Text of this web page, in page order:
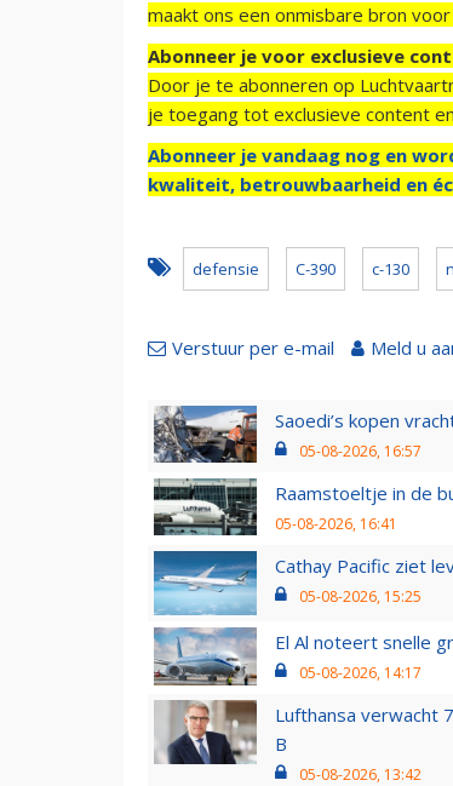
maakt ons een onmisbare bron
Abonneer je voor exclusieve
Door je te abonneren op
je toegang tot exclusieve content
Abonneer je vandaag nog en
kwaliteit, betrouwbaarheid en
defensie C-390 c-130
Verstuur per e-mail Meld u
Saoedi’s kopen
05-08-2026, 16:57
Raamstoeltje in de
05-08-2026, 16:41
Cathay Pacific ziet
05-08-2026, 15:25
El Al noteert snelle
05-08-2026, 14:17
Lufthansa verwacht
B
05-08-2026, 13:42